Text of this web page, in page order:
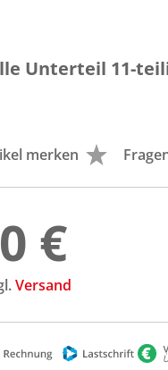
Unterteil 11-
merken
€
Versand